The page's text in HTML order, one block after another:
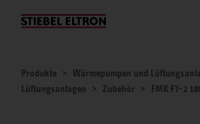
Unternehmen
Produkte
Wärmepumpen und
Lüftungsanlagen
Zubehör FMK F7-2